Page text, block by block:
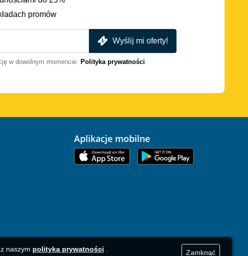
promów
Wyślij mi oferty!
w dowolnym momencie. Polityka prywatności
Aplikacje mobilne
naszym polityka prywatności . Zamknąć